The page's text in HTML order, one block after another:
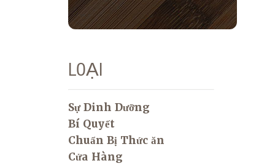
LOẠI
Sự Dinh Dưỡng
Bí Quyết
Chuẩn Bị Thức ăn
Cửa Hàng